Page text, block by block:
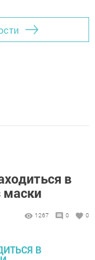
в
маски
1267 0 0